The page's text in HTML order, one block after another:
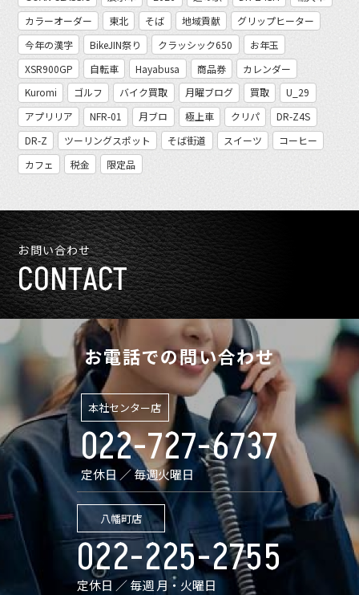
カラーオーダー
東北 そば 地域貢献
グリップヒーター
今年の漢字
BikeJIN祭り クラッシック650
お年玉
XSR900GP
自転車 Hayabusa 商品券
カレンダー
Kuromi
ゴルフ バイク買取 月曜ブログ 買取
U_29
アプリリア
NFR-01 月ブロ 極上車 クリパ
DR-Z4S
DR-Z
ツーリングスポット そば街道 スイーツ
コーヒー
カフェ
税金 限定品
お問い合わせ
CONTACT
お電話での問い合わせ
本社センター店
022-727-6737
定休日 ／ 毎週火曜日
八幡町店
022-225-2755
定休日 ／ 毎週 月・火曜日